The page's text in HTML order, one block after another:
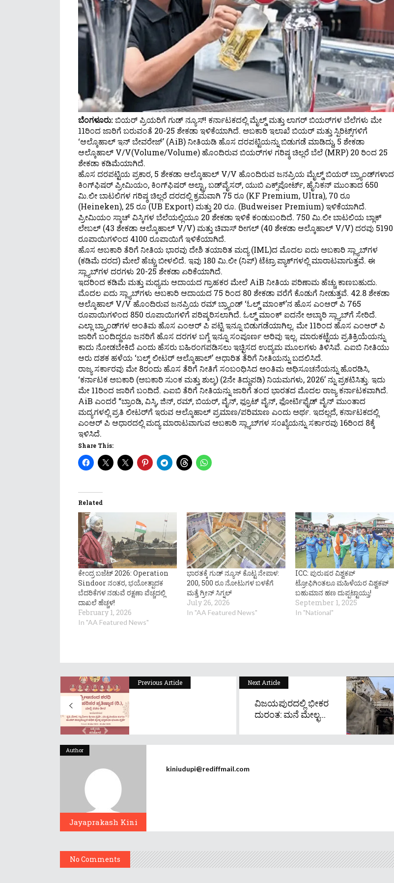
ಬೆಂಗಳೂರು:ಬಿಯರ್ ಪ್ರಿಯರಿಗೆ ಗುಡ್ ನ್ಯೂಸ್! ಕರ್ನಾಟಕದಲ್ಲಿ ಮೈಲ್ಡ್ ಮತ್ತು ಲಾಗರ್ ಬಿಯರ್‌ಗಳ ಬೆಲೆಗಳು ಮೇ
11ರಿಂದ ಜಾರಿಗೆ ಬರುವಂತೆ 20-25 ಶೇಕಡಾ ಇಳಿಕೆಯಾಗಿದೆ. ಅಬಕಾರಿ ಇಲಾಖೆ ಬಿಯರ್ ಮತ್ತು ಸ್ಪಿರಿಟ್ಸ್‌ಗಳಿಗೆ
‘ಆಲ್ಕೊಹಾಲ್ ಇನ್ ಬೇವರೇಜ್’ (AiB) ನೀತಿಯಡಿ ಹೊಸ ದರಪಟ್ಟಿಯನ್ನು ಬಿಡುಗಡೆ ಮಾಡಿದ್ದು, 5 ಶೇಕಡಾ
ಆಲ್ಕೊಹಾಲ್ V/v(volume/volume) ಹೊಂದಿರುವ ಬಿಯರ್‌ಗಳ ಗರಿಷ್ಠ ಚಿಲ್ಲರೆ ಬೆಲೆ (MRP) 20 ರಿಂದ 25
ಶೇಕಡಾ ಕಡಿಮೆಯಾಗಿದೆ.
ಹೊಸ ದರಪಟ್ಟಿಯ ಪ್ರಕಾರ, 5 ಶೇಕಡಾ ಆಲ್ಕೊಹಾಲ್ V/v ಹೊಂದಿರುವ ಜನಪ್ರಿಯ ಮೈಲ್ಡ್ ಬಿಯರ್ ಬ್ರ್ಯಾಂಡ್‌ಗಳಾದ
ಕಿಂಗ್‌ಫಿಷರ್ ಪ್ರೀಮಿಯಂ, ಕಿಂಗ್‌ಫಿಷರ್ ಅಲ್ಟ್ರಾ, ಬಡ್‌ವೈಸರ್, ಯುಬಿ ಎಕ್ಸ್‌ಪೋರ್ಟ್, ಹೈನಿಕನ್ ಮುಂತಾದ 650
ಮಿ.ಲೀ ಬಾಟಲಿಗಳ ಗರಿಷ್ಠ ಚಿಲ್ಲರೆ ದರದಲ್ಲಿ ಕ್ರಮವಾಗಿ 75 ರೂ (KF Premium, Ultra), 70 ರೂ
(Heineken), 25 ರೂ (UB Export) ಮತ್ತು 20 ರೂ. (Budweiser Premium) ಇಳಿಕೆಯಾಗಿದೆ.
ಪ್ರೀಮಿಯಂ ಸ್ಕಾಚ್ ವಿಸ್ಕಿಗಳ ಬೆಲೆಯಲ್ಲಿಯೂ 20 ಶೇಕಡಾ ಇಳಿಕೆ ಕಂಡುಬಂದಿದೆ. 750 ಮಿ.ಲೀ ಬಾಟಲಿಯ ಬ್ಲಾಕ್
ಲೇಬಲ್ (43 ಶೇಕಡಾ ಆಲ್ಕೊಹಾಲ್ V/v) ಮತ್ತು ಚಿವಾಸ್ ರೀಗಲ್ (40 ಶೇಕಡಾ ಆಲ್ಕೊಹಾಲ್ V/v) ದರವು 5190
ರೂಪಾಯಿಗಳಿಂದ 4100 ರೂಪಾಯಿಗೆ ಇಳಿಕೆಯಾಗಿದೆ.
ಹೊಸ ಅಬಕಾರಿ ತೆರಿಗೆ ನೀತಿಯ ಭಾರವು ದೇಶಿ ತಯಾರಿತ ಮದ್ಯ (IML)ದ ಮೊದಲ ಐದು ಅಬಕಾರಿ ಸ್ಲ್ಯಾಬ್‌ಗಳ
(ಕಡಿಮೆ ದರದ) ಮೇಲೆ ಹೆಚ್ಚು ಬೀಳಲಿದೆ. ಇವು 180 ಮಿ.ಲೀ (ನಿಪ್) ಟೆಟ್ರಾ ಪ್ಯಾಕ್‌ಗಳಲ್ಲಿ ಮಾರಾಟವಾಗುತ್ತವೆ. ಈ
ಸ್ಲ್ಯಾಬ್‌ಗಳ ದರಗಳು 20-25 ಶೇಕಡಾ ಏರಿಕೆಯಾಗಿದೆ.
ಇದರಿಂದ ಕಡಿಮೆ ಮತ್ತು ಮಧ್ಯಮ ಆದಾಯದ ಗ್ರಾಹಕರ ಮೇಲೆ AiB ನೀತಿಯ ಪರಿಣಾಮ ಹೆಚ್ಚು ಕಾಣಬಹುದು.
ಮೊದಲ ಐದು ಸ್ಲ್ಯಾಬ್‌ಗಳು ಅಬಕಾರಿ ಆದಾಯದ 75 ರಿಂದ 80 ಶೇಕಡಾ ವರೆಗೆ ಕೊಡುಗೆ ನೀಡುತ್ತವೆ. 42.8 ಶೇಕಡಾ
ಆಲ್ಕೊಹಾಲ್ V/v ಹೊಂದಿರುವ ಜನಪ್ರಿಯ ರಮ್ ಬ್ರ್ಯಾಂಡ್ ‘ಓಲ್ಡ್ ಮಾಂಕ್’ನ ಹೊಸ ಎಂಆರ್ ಪಿ 765
ರೂಪಾಯಿಗಳಿಂದ 850 ರೂಪಾಯಿಗಳಿಗೆ ಪರಿಷ್ಕರಿಸಲಾಗಿದೆ. ಓಲ್ಡ್ ಮಾಂಕ್ ಐದನೇ ಅಬ್ಕಾರಿ ಸ್ಲ್ಯಾಬ್‌ಗೆ ಸೇರಿದೆ.
ಎಲ್ಲಾ ಬ್ರ್ಯಾಂಡ್‌ಗಳ ಅಂತಿಮ ಹೊಸ ಎಂಆರ್ ಪಿ ಪಟ್ಟಿ ಇನ್ನೂ ಬಿಡುಗಡೆಯಾಗಿಲ್ಲ. ಮೇ 11ರಿಂದ ಹೊಸ ಎಂಆರ್ ಪಿ
ಜಾರಿಗೆ ಬಂದಿದ್ದರೂ ಜನರಿಗೆ ಹೊಸ ದರಗಳ ಬಗ್ಗೆ ಇನ್ನೂ ಸಂಪೂರ್ಣ ಅರಿವು ಇಲ್ಲ. ಮಾರುಕಟ್ಟೆಯ ಪ್ರತಿಕ್ರಿಯೆಯನ್ನು
ಕಾದು ನೋಡಬೇಕಿದೆ ಎಂದು ಹೆಸರು ಬಹಿರಂಗಪಡಿಸಲು ಇಚ್ಛಿಸದ ಉದ್ಯಮ ಮೂಲಗಳು ತಿಳಿಸಿವೆ. ಎಐಬಿ ನೀತಿಯು
ಆರು ದಶಕ ಹಳೆಯ ‘ಬಲ್ಕ್ ಲೀಟರ್ ಆಲ್ಕೊಹಾಲ್’ ಆಧಾರಿತ ತೆರಿಗೆ ನೀತಿಯನ್ನು ಬದಲಿಸಿದೆ.
ರಾಜ್ಯ ಸರ್ಕಾರವು ಮೇ 8ರಂದು ಹೊಸ ತೆರಿಗೆ ನೀತಿಗೆ ಸಂಬಂಧಿಸಿದ ಅಂತಿಮ ಅಧಿಸೂಚನೆಯನ್ನು ಹೊರಡಿಸಿ,
‘ಕರ್ನಾಟಕ ಅಬಕಾರಿ (ಅಬಕಾರಿ ಸುಂಕ ಮತ್ತು ಶುಲ್ಕ) (2ನೇ ತಿದ್ದುಪಡಿ) ನಿಯಮಗಳು, 2026’ ನ್ನು ಪ್ರಕಟಿಸಿತ್ತು. ಇದು
ಮೇ 11ರಿಂದ ಜಾರಿಗೆ ಬಂದಿದೆ. ಎಐಬಿ ತೆರಿಗೆ ನೀತಿಯನ್ನು ಜಾರಿಗೆ ತಂದ ಭಾರತದ ಮೊದಲ ರಾಜ್ಯ ಕರ್ನಾಟಕವಾಗಿದೆ.
AiB ಎಂದರೆ “ಬ್ರಾಂಡಿ, ವಿಸ್ಕಿ, ಜಿನ್, ರಮ್, ಬಿಯರ್, ವೈನ್, ಫ್ರೂಟ್ ವೈನ್, ಫೋರ್ಟಿಫೈಡ್ ವೈನ್ ಮುಂತಾದ
ಮದ್ಯಗಳಲ್ಲಿ ಪ್ರತಿ ಲೀಟರ್‌ಗೆ ಇರುವ ಆಲ್ಕೊಹಾಲ್ ಪ್ರಮಾಣ/ಪರಿಮಾಣ ಎಂದು ಅರ್ಥ. ಇದಲ್ಲದೆ, ಕರ್ನಾಟಕದಲ್ಲಿ
ಎಂಆರ್ ಪಿ ಆಧಾರದಲ್ಲಿ ಮದ್ಯ ಮಾರಾಟವಾಗುವ ಅಬಕಾರಿ ಸ್ಲ್ಯಾಬ್‌ಗಳ ಸಂಖ್ಯೆಯನ್ನು ಸರ್ಕಾರವು 16ರಿಂದ 8ಕ್ಕೆ
ಇಳಿಸಿದೆ.
Share This:
Related
ಕೇಂದ್ರ ಬಜೆಟ್ 2026: Operation
Sindoor ನಂತರ, ಭಯೋತ್ಪಾದಕ
ಬೆದರಿಕೆಗಳ ನಡುವೆ ರಕ್ಷಣಾ ವೆಚ್ಚದಲ್ಲಿ
ದಾಖಲೆ ಹೆಚ್ಚಳ!
February 1, 2026
In "AA Featured News"
ಭಾರತಕ್ಕೆ ಗುಡ್ ನ್ಯೂಸ್ ಕೊಟ್ಟ ನೇಪಾಳ:
200, 500 ರೂ ನೋಟುಗಳ ಬಳಕೆಗೆ
ಮತ್ತೆ ಗ್ರೀನ್ ಸಿಗ್ನಲ್
July 26, 2026
In "AA Featured News"
ICC: ಪುರುಷರ ವಿಶ್ವಕಪ್
ಟ್ರೋಫಿಗಿಂತಲೂ ಮಹಿಳೆಯರ ವಿಶ್ವಕಪ್
ಬಹುಮಾನ ಹಣ ದುಪ್ಪಟ್ಟಾಯ್ತು!
September 1, 2025
In "National"
Previous Article Next Article
ವಿಜಯಪುರದಲ್ಲಿ ಭೀಕರ
ದುರಂತ: ಮನೆ ಮೇಲ್ಛ...
Author
Jayaprakash Kini
kiniudupi@rediffmail.com
No Comments